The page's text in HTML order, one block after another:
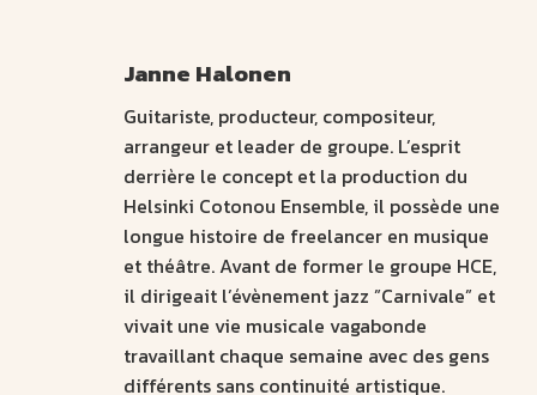
Janne Halonen
Guitariste, producteur, compositeur,
arrangeur et leader de groupe. L’esprit
derrière le concept et la production du
Helsinki Cotonou Ensemble, il possède une
longue histoire de freelancer en musique
et théâtre. Avant de former le groupe HCE,
il dirigeait l’évènement jazz ”Carnivale” et
vivait une vie musicale vagabonde
travaillant chaque semaine avec des gens
différents sans continuité artistique.